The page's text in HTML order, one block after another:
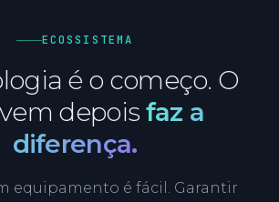
ECOSSISTEMA
é o começo. O
depois faz a
diferença.
equipamento é fácil. Garantir